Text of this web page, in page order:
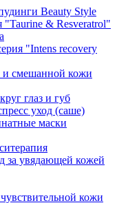
Beauty Style
"Taurine & Resveratrol"
"Intens recovery
и смешанной кожи
глаз и губ
уход (саше)
маски
увядающей кожей
кожи